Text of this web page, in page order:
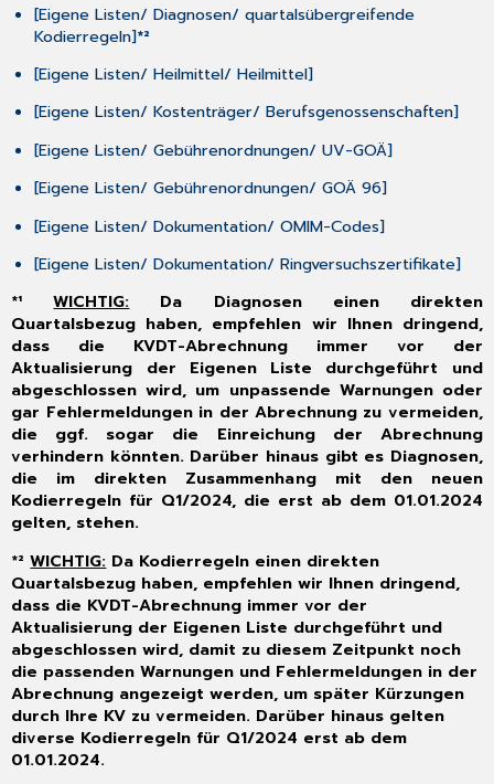
Überweisungsschein
für
2.4
Aktualisierung
OMIM-
zur
Kodierung
Leistungen
E-
Rezept:
Umsetzung
gesetzlicher
Vorgaben
2.6
Neuerungen
für
den
CGM eArztbrief
Abrechnungsunterstützung
pro
Quartalsneuerung
2.6.2
Abrechnungsunterstützung
pro
Quartalsneuerung
2.6.3
Datenübernahme
[Eigene Listen/ Diagnosen/ quartalsübergreifende
Kodierregeln]*²
[Eigene Listen/ Heilmittel/ Heilmittel]
[Eigene Listen/ Kostenträger/ Berufsgenossenschaften]
[Eigene Listen/ Gebührenordnungen/ UV-GOÄ]
[Eigene Listen/ Gebührenordnungen/ GOÄ 96]
[Eigene Listen/ Dokumentation/ OMIM-Codes]
[Eigene Listen/ Dokumentation/ Ringversuchszertifikate]
*¹WICHTIG:Da Diagnosen einen direkten
Quartalsbezug haben, empfehlen wir Ihnen dringend,
dass die KVDT-Abrechnung immer vor der
Aktualisierung der Eigenen Liste durchgeführt und
abgeschlossen wird, um unpassende Warnungen oder
gar Fehlermeldungen in der Abrechnung zu vermeiden,
die ggf. sogar die Einreichung der Abrechnung
verhindern könnten. Darüber hinaus gibt es Diagnosen,
die im direkten Zusammenhang mit den neuen
Kodierregeln für Q1/2024, die erst ab dem 01.01.2024
gelten, stehen.
*²WICHTIG: Da Kodierregeln einen direkten
Quartalsbezug haben, empfehlen wir Ihnen dringend,
dass die KVDT-Abrechnung immer vor der
Aktualisierung der Eigenen Liste durchgeführt und
abgeschlossen wird, damit zu diesem Zeitpunkt noch
die passenden Warnungen und Fehlermeldungen in der
Abrechnung angezeigt werden, um später Kürzungen
durch Ihre KV zu vermeiden. Darüber hinaus gelten
diverse Kodierregeln für Q1/2024 erst ab dem
01.01.2024.